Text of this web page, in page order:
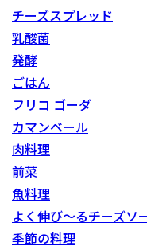
チーズスプレッド
乳酸菌
発酵
ごはん
フリコ ゴーダ
カマンベール
肉料理
前菜
魚料理
よく伸び～るチーズソ
季節の料理